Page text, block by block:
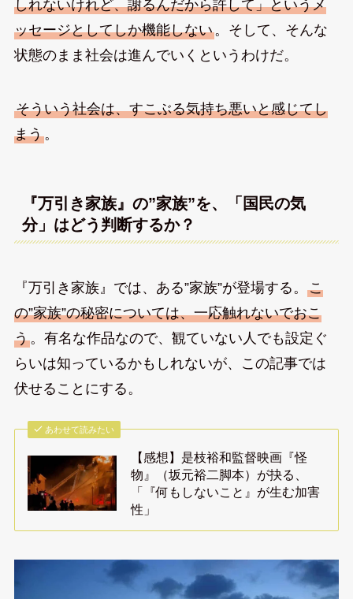
しれないけれど、謝るんだから許して」というメ
ッセージとしてしか機能しない。そして、そんな
状態のまま社会は進んでいくというわけだ。
そういう社会は、すこぶる気持ち悪いと感じてし
まう。
『万引き家族』の”家族”を、「国民の気
分」はどう判断するか？
『万引き家族』では、ある”家族”が登場する。 こ
の”家族”の秘密については、一応触れないでおこ
う。有名な作品なので、観ていない人でも設定ぐ
らいは知っているかもしれないが、この記事では
伏せることにする。
あわせて読みたい
【感想】是枝裕和監督映画『怪
物』（坂元裕二脚本）が抉る、
「『何もしないこと』が生む加害
性」